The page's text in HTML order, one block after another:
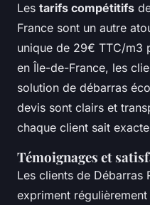
Les tarifs compétitifs
France sont un autre
unique de 29€ TTC/m3
en Île-de-France, les
solution de débarras
devis sont clairs et
chaque client sait
Témoignages et
Les clients de Débarras
expriment